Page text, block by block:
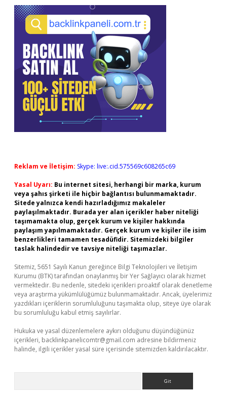
Reklam ve İletişim: Skype: live:.cid.575569c608265c69
Yasal Uyarı: Bu internet sitesi, herhangi bir marka, kurum
veya şahıs şirketi ile hiçbir bağlantısı bulunmamaktadır.
Sitede yalnızca kendi hazırladığımız makaleler
paylaşılmaktadır. Burada yer alan içerikler haber niteliği
taşımamakta olup, gerçek kurum ve kişiler hakkında
paylaşım yapılmamaktadır. Gerçek kurum ve kişiler ile isim
benzerlikleri tamamen tesadüfidir. Sitemizdeki bilgiler
taslak halindedir ve tavsiye niteliği taşımazlar.
Sitemiz, 5651 Sayılı Kanun gereğince Bilgi Teknolojileri ve İletişim
Kurumu (BTK) tarafından onaylanmış bir Yer Sağlayıcı olarak hizmet
vermektedir. Bu nedenle, sitedeki içerikleri proaktif olarak denetleme
veya araştırma yükümlülüğümüz bulunmamaktadır. Ancak, üyelerimiz
yazdıkları içeriklerin sorumluluğunu taşımakta olup, siteye üye olarak
bu sorumluluğu kabul etmiş sayılırlar.
Hukuka ve yasal düzenlemelere aykırı olduğunu düşündüğünüz
içerikleri, backlinkpanelicomtr@gmail.com adresine bildirmeniz
halinde, ilgili içerikler yasal süre içerisinde sitemizden kaldırılacaktır.